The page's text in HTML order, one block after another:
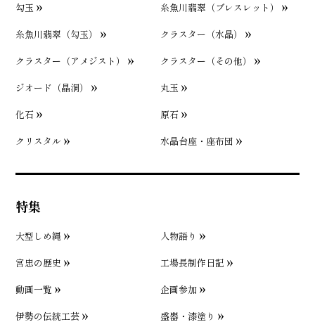
勾玉
糸魚川翡翠（ブレスレット）
糸魚川翡翠（勾玉）
クラスター（水晶）
クラスター（アメジスト）
クラスター（その他）
ジオード（晶洞）
丸玉
化石
原石
クリスタル
水晶台座・座布団
特集
大型しめ縄
人物語り
宮忠の歴史
工場長制作日記
動画一覧
企画参加
伊勢の伝統工芸
盛器・漆塗り